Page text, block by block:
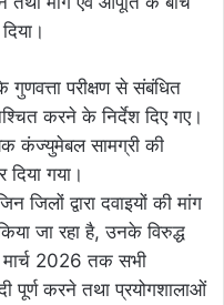
परीक्षण से संबंधित
करने के निर्देश दिए गए।
कंज्युमेबल सामग्री की
गया।
जिलों द्वारा दवाइयों की मांग
जा रहा है, उनके विरुद्ध
मार्च 2026 तक सभी
पूर्ण करने तथा प्रयोगशालाओं